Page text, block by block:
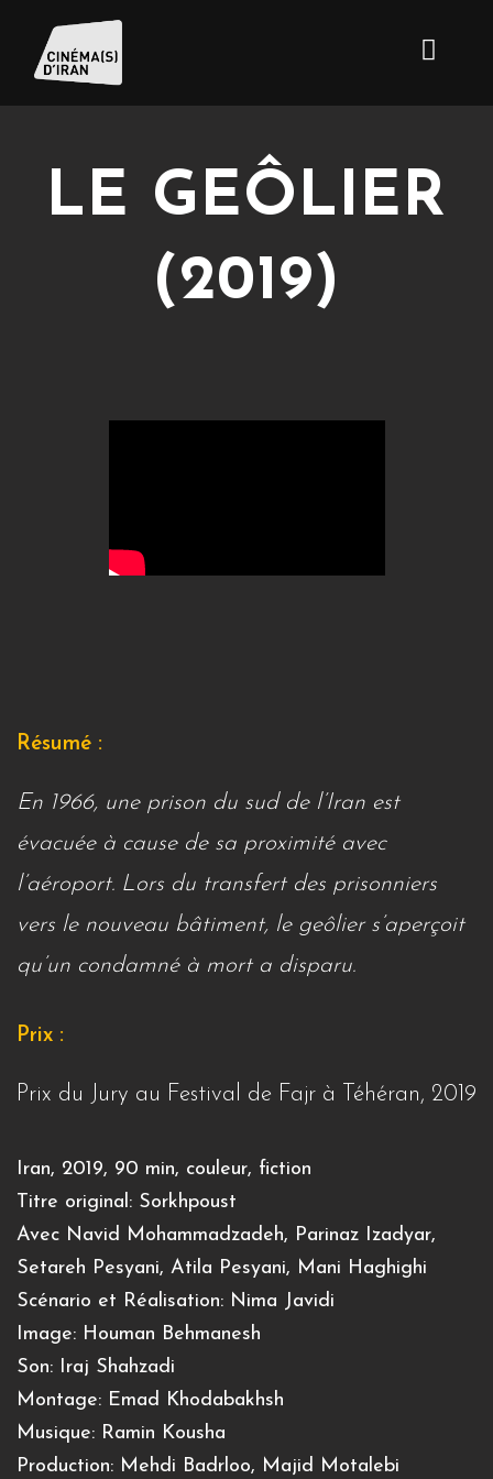
LE GEÔLIER
(2019)
Résumé :
En 1966, une prison du sud de l’Iran est
évacuée à cause de sa proximité avec
l’aéroport. Lors du transfert des prisonniers
vers le nouveau bâtiment, le geôlier s’aperçoit
qu’un condamné à mort a disparu.
Prix :
Prix du Jury au Festival de Fajr à Téhéran, 2019
Iran, 2019, 90 min, couleur, fiction
Titre original: Sorkhpoust
Avec Navid Mohammadzadeh, Parinaz Izadyar,
Setareh Pesyani, Atila Pesyani, Mani Haghighi
Scénario et Réalisation: Nima Javidi
Image: Houman Behmanesh
Son: Iraj Shahzadi
Montage: Emad Khodabakhsh
Musique: Ramin Kousha
Production: Mehdi Badrloo, Majid Motalebi